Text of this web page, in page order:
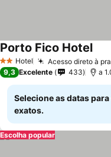
2 Estrelas
Hotel Acesso direto à
Porto Fico Hotel
9,3 Excelente 433 a
Selecione as datas
exatos.
Escolha popular